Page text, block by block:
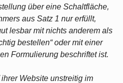
über eine Schaltfläche,
aus Satz 1 nur erfüllt,
lesbar mit nichts anderem als
bestellen“ oder mit einer
Formulierung beschriftet ist.
Website unstreitig im